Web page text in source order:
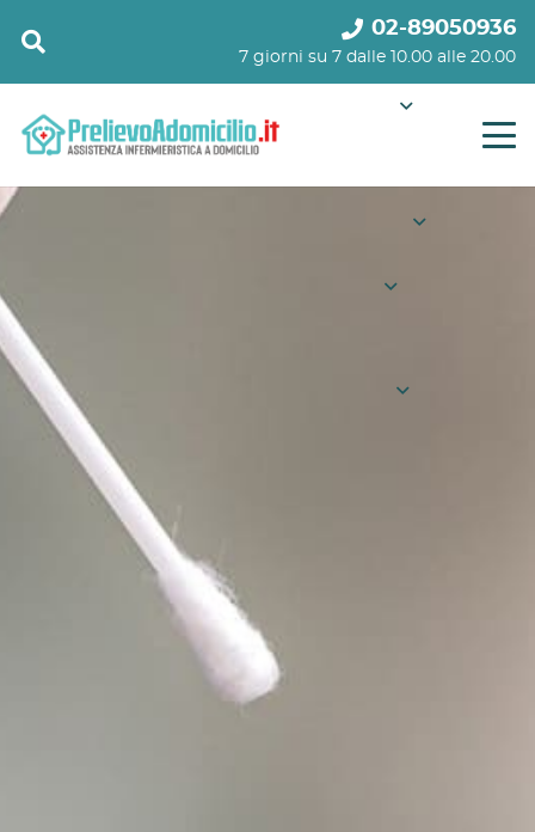
02-89050936
7 giorni su 7 dalle 10.00 alle 20.00